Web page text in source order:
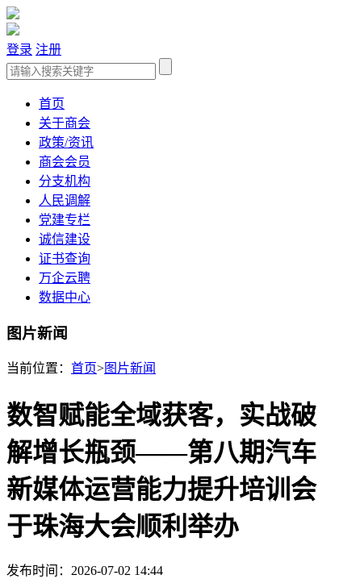
登录 注册
首页
关于商会
政策/资讯
商会会员
分支机构
人民调解
党建专栏
诚信建设
证书查询
万企云聘
数据中心
图片新闻
当前位置： 首页>图片新闻
数智赋能全域获客，实战破
解增长瓶颈——第八期汽车
新媒体运营能力提升培训会
于珠海大会顺利举办
发布时间：2026-07-02 14:44